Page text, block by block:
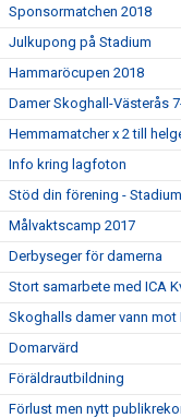
Sponsormatchen 2018
Julkupong på Stadium
Hammaröcupen 2018
Damer Skoghall-Västerås
Hemmamatcher x 2 till
Info kring lagfoton
Stöd din förening - Stadium
Målvaktscamp 2017
Derbyseger för damerna
Stort samarbete med ICA
Skoghalls damer vann mot
Domarvärd
Föräldrautbildning
Förlust men nytt